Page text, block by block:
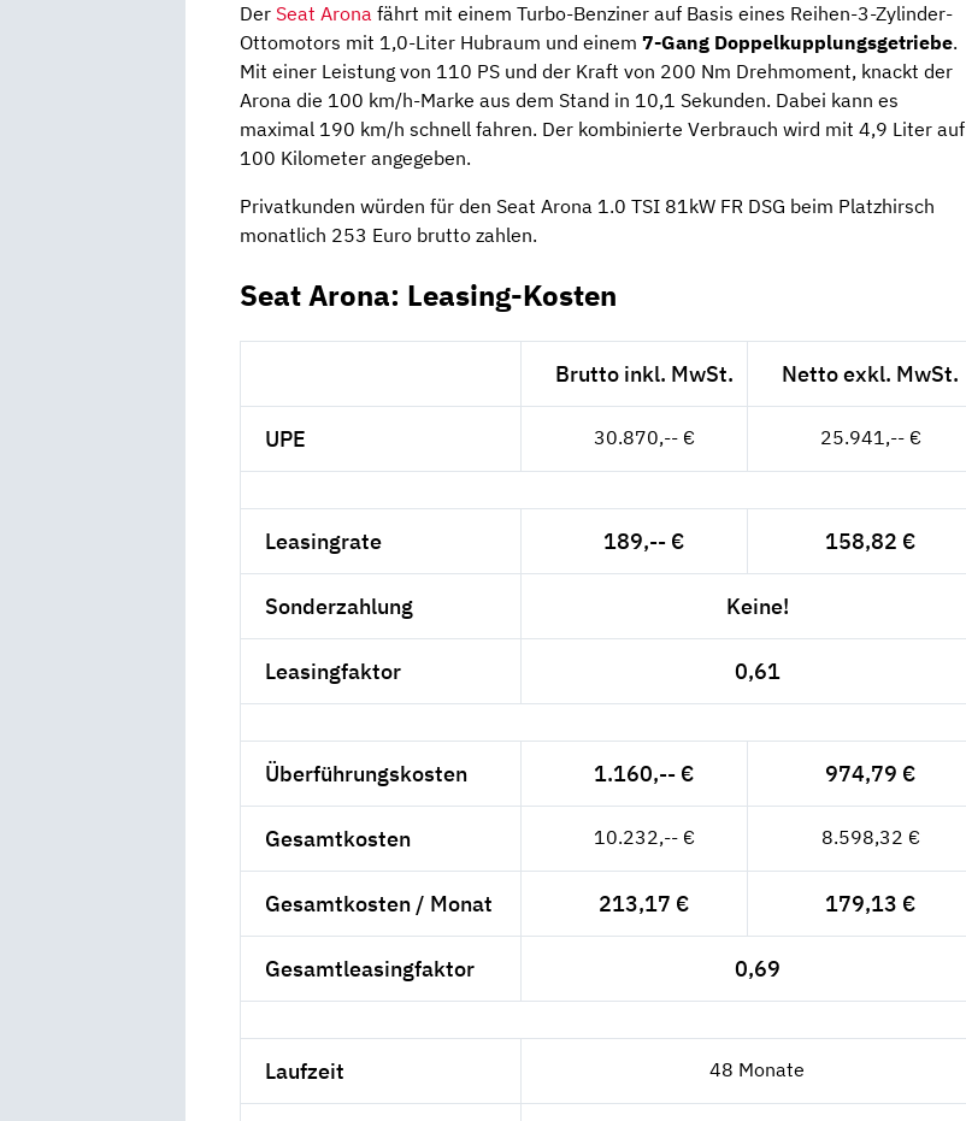
Der Seat Arona fährt mit einem Turbo-Benziner auf Basis eines Reihen-3-Zylinder-
Ottomotors mit 1,0-Liter Hubraum und einem 7-Gang Doppelkupplungsgetriebe.
Mit einer Leistung von 110 PS und der Kraft von 200 Nm Drehmoment, knackt der
Arona die 100 km/h-Marke aus dem Stand in 10,1 Sekunden. Dabei kann es
maximal 190 km/h schnell fahren. Der kombinierte Verbrauch wird mit 4,9 Liter auf
100 Kilometer angegeben.
Privatkunden würden für den Seat Arona 1.0 TSI 81kW FR DSG beim Platzhirsch
monatlich 253 Euro brutto zahlen.
Seat Arona: Leasing-Kosten
Brutto inkl. MwSt. Netto exkl. MwSt.
UPE 30.870,-- € 25.941,-- €
Leasingrate 189,-- € 158,82 €
Sonderzahlung Keine!
Leasingfaktor 0,61
Überführungskosten 1.160,-- € 974,79 €
Gesamtkosten 10.232,-- € 8.598,32 €
Gesamtkosten / Monat 213,17 € 179,13 €
Gesamtleasingfaktor 0,69
Laufzeit 48 Monate